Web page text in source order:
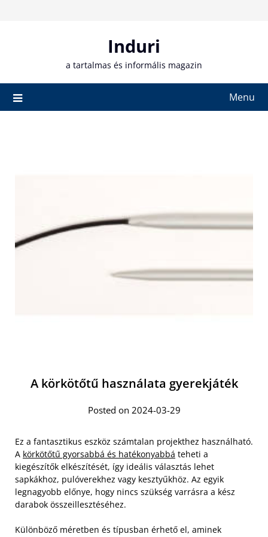
Induri
a tartalmas és informális magazin
Menu
A körkötőtű használata gyerekjáték
Posted on 2024-03-29
Ez a fantasztikus eszköz számtalan projekthez használható.
A körkötőtű gyorsabbá és hatékonyabbá teheti a
kiegészítők elkészítését, így ideális választás lehet
sapkákhoz, pulóverekhez vagy kesztyűkhöz. Az egyik
legnagyobb előnye, hogy nincs szükség varrásra a kész
darabok összeillesztéséhez.
Különböző méretben és típusban érhető el, aminek